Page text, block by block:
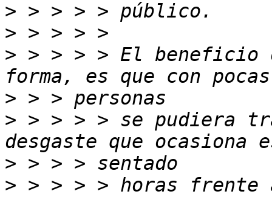
>
>
> > > > > El beneficio
>
> > > > > se pudiera
>
> > > > > horas frente